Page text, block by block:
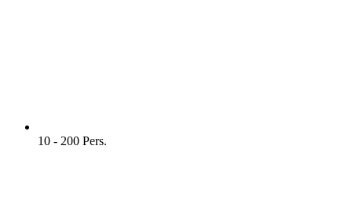
10 - 200 Pers.